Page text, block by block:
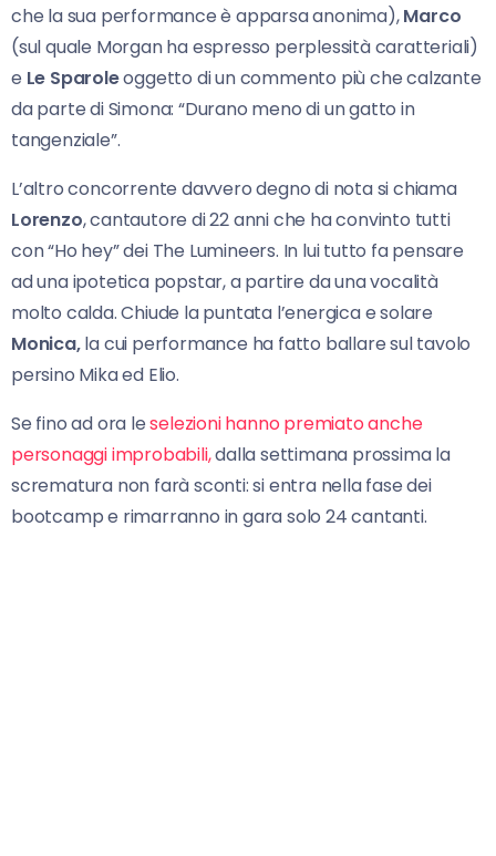
che la sua performance è apparsa anonima),Marco
(sul quale Morgan ha espresso perplessità caratteriali)
e Le Sparoleoggetto di un commento più che calzante
da parte di Simona: “Durano meno di un gatto in
tangenziale”.
L’altro concorrente davvero degno di nota si chiama
Lorenzo, cantautore di 22 anni che ha convinto tutti
con “Ho hey” dei The Lumineers. In lui tutto fa pensare
ad una ipotetica popstar, a partire da una vocalità
molto calda. Chiude la puntata l’energica e solare
Monica,la cui performance ha fatto ballare sul tavolo
persino Mika ed Elio.
Se fino ad ora leselezioni hanno premiato anche
personaggi improbabili,dalla settimana prossima la
scrematura non farà sconti: si entra nella fase dei
bootcamp e rimarranno in gara solo 24 cantanti.